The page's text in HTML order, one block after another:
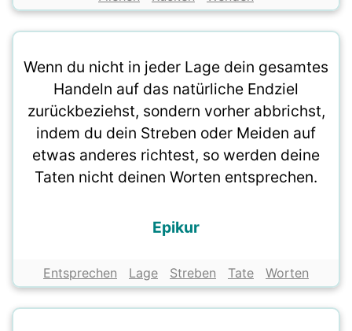
Wenn du nicht in jeder Lage dein gesamtes
Handeln auf das natürliche Endziel
zurückbeziehst, sondern vorher abbrichst,
indem du dein Streben oder Meiden auf
etwas anderes richtest, so werden deine
Taten nicht deinen Worten entsprechen.
Epikur
Entsprechen Lage Streben Tate Worten